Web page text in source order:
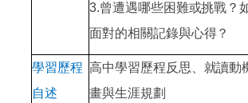
3.曾遭遇哪些困難或挑戰？
面對的相關記錄與心得？
學習歷程
自述
高中學習歷程反思、就讀動
畫與生涯規劃